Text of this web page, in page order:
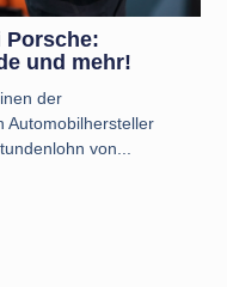
Porsche:
und mehr!
der
Automobilhersteller
von